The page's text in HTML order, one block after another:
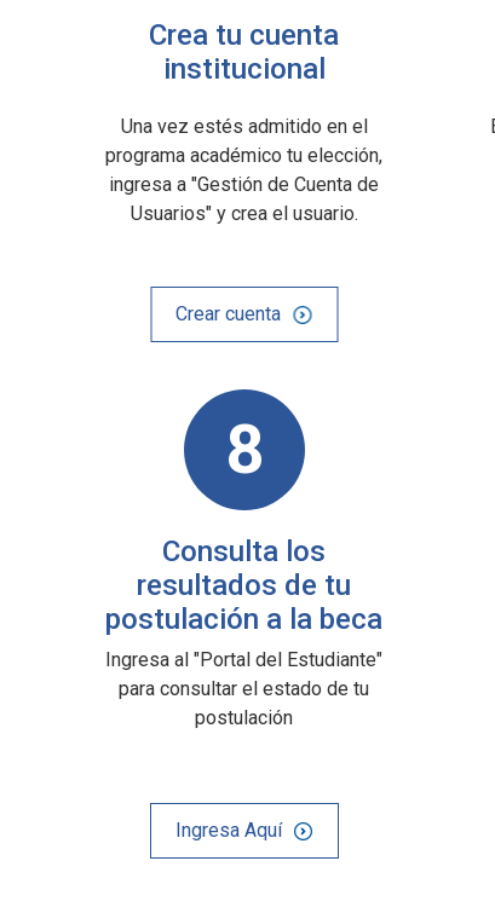
Crea tu cuenta
institucional
Una vez estés admitido en el
programa académico tu elección,
ingresa a "Gestión de Cuenta de
Usuarios" y crea el usuario.
Crear cuenta
8
Consulta los
resultados de tu
postulación a la beca
Ingresa al "Portal del Estudiante"
para consultar el estado de tu
postulación
Ingresa Aquí